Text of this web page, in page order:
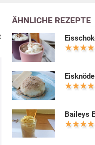
ÄHNLICHE REZEPTE
Eisknödel
Baileys